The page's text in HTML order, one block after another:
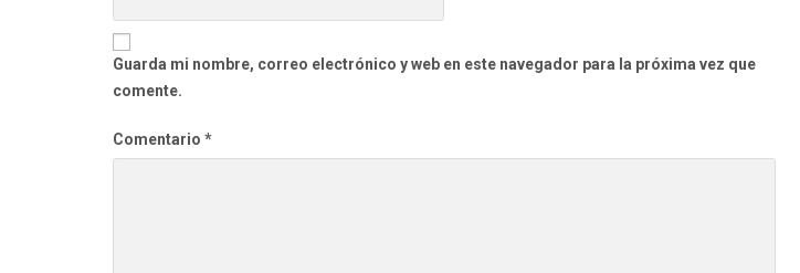
Guarda mi nombre, correo electrónico y web en este navegador para la próxima vez que
comente.
Comentario *